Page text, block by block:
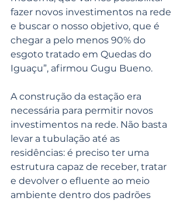
fazer novos investimentos na rede
e buscar o nosso objetivo, que é
chegar a pelo menos 90% do
esgoto tratado em Quedas do
Iguaçu”, afirmou Gugu Bueno.
A construção da estação era
necessária para permitir novos
investimentos na rede. Não basta
levar a tubulação até as
residências: é preciso ter uma
estrutura capaz de receber, tratar
e devolver o efluente ao meio
ambiente dentro dos padrões